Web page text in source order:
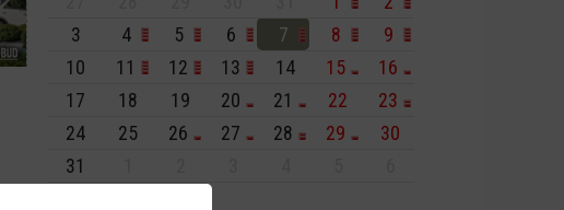
3
4 5 6 7 8
9
10
11 12 13 14 15
16
17
18 19 20 21 22
23
24
25 26 27 28 29
30
31